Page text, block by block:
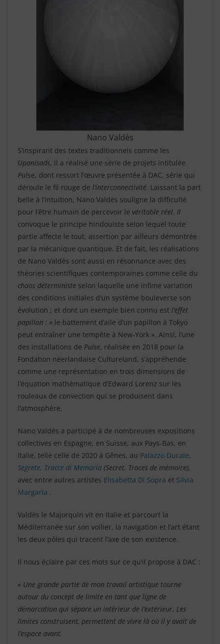
Nano Valdès
S’inspirant des textes traditionnels comme les
Upanisads, il a réalisé une série de projets intitulée
Pulse, dont ressort l’œuvre présentée à DAC, série qui
déroule le fil rouge de l’interconnectivité. Laissant la part
belle à l’intuition, Nano Valdès souligne la difficulté
pour l’être humain de percevoir le véritable réel. Il
convoque le principe hindouiste selon lequel toute
partie affecte le tout, assertion par ailleurs démontrée
par la mécanique quantique. Et de fait, les réalisations
de Nano Valdès sont aussi en résonnance avec des
théories scientifiques contemporaines comme celle du
chaos déterministe selon laquelle une infime variation
des conditions initiales d’un système bouleverse son
évolution ; et dont un exemple bien connu est l’effet
papillon : « le battement d’aile d’un papillon à Tokyo
peut entraîner une tempête à New-York ». Ainsi, l’une
des installations de Pulse, réalisée en 2018 pour la
Fondation néerlandaise Cultureland, s’appréhende
comme une représentation en trois dimensions de
l’équation mathématique d’Edward Lorenz sur les
rouleaux de convection qui se produisent dans
l’atmosphère.
Nano Valdès a participé à de nombreuses expositions
collectives en Espagne, en Suisse, aux Pays-Bas, en
Italie, telle celle de 2020 à Gênes, au Palazzo Ducale,
Segrete. Tracce di Memoria (Secret. Traces de mémoire),
avec entre autres artistes Elisabetta Di Sopra et Silvia
Margaria .
Valdès le Majorquin vit en Italie et parcourt la
Méditerranée sur son voilier, la navigation et l’art étant
les deux pôles qui tracent l’axe de son existence.
Il nous éclaire par ces mots sur ce qu’il propose à DAC :
« Une grande partie de mon travail artistique tourne
autour du concept de limite en tant que ligne de
démarcation qui sépare un intérieur de l’extérieur. Les
limites construisent, permettent de vivre là où il y avait de
l’espace avant.